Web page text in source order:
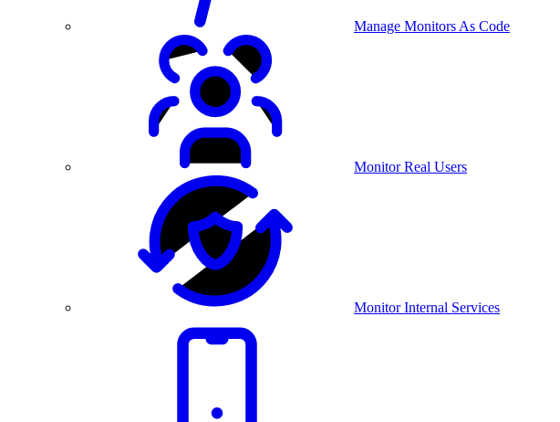
Manage Monitors As Code
Monitor Real Users
Monitor Internal Services